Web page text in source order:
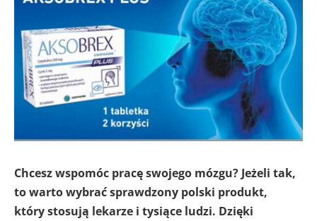
Chcesz wspomóc pracę swojego mózgu? Jeżeli tak,
to warto wybrać sprawdzony polski produkt,
który stosują lekarze i tysiące ludzi. Dzięki